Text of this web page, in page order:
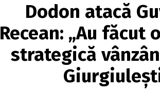
Dodon atacă
Recean: „Au făcut
strategică